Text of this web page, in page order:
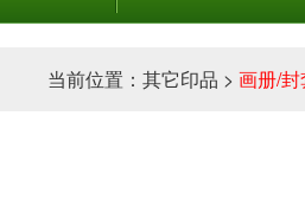
当前位置： 其它印品 > 画册/